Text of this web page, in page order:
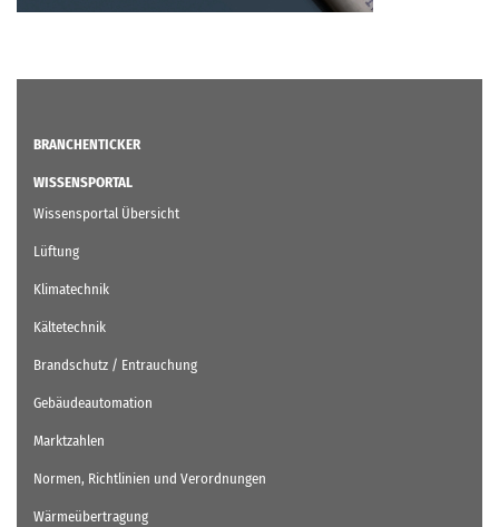
BRANCHENTICKER
WISSENSPORTAL
Wissensportal Übersicht
Lüftung
Klimatechnik
Kältetechnik
Brandschutz / Entrauchung
Gebäudeautomation
Marktzahlen
Normen, Richtlinien und Verordnungen
Wärmeübertragung